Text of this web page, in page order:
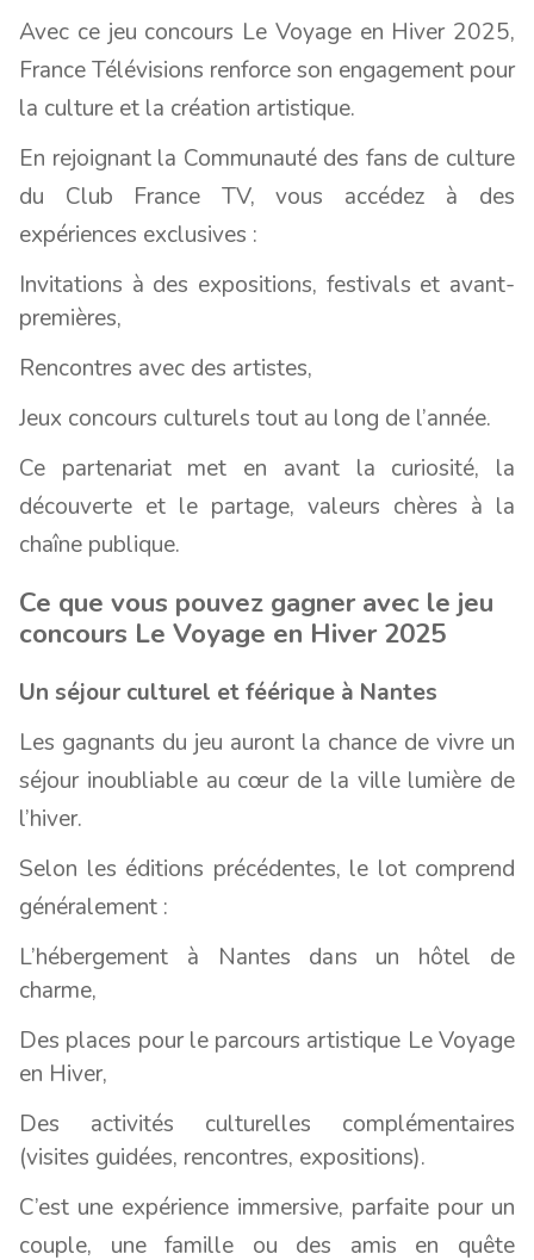
Avec ce jeu concours Le Voyage en Hiver 2025,
France Télévisions renforce son engagement pour
la culture et la création artistique.
En rejoignant la Communauté des fans de culture
du Club France TV, vous accédez à des
expériences exclusives :
Invitations à des expositions, festivals et avant-
premières,
Rencontres avec des artistes,
Jeux concours culturels tout au long de l’année.
Ce partenariat met en avant la curiosité, la
découverte et le partage, valeurs chères à la
chaîne publique.
Ce que vous pouvez gagner avec le jeu
concours Le Voyage en Hiver 2025
Un séjour culturel et féérique à Nantes
Les gagnants du jeu auront la chance de vivre un
séjour inoubliable au cœur de la ville lumière de
l’hiver.
Selon les éditions précédentes, le lot comprend
généralement :
L’hébergement à Nantes dans un hôtel de
charme,
Des places pour le parcours artistique Le Voyage
en Hiver,
Des activités culturelles complémentaires
(visites guidées, rencontres, expositions).
C’est une expérience immersive, parfaite pour un
couple, une famille ou des amis en quête